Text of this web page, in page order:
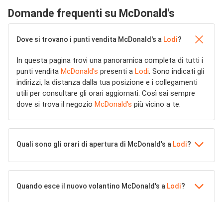
Domande frequenti su McDonald's
Dove si trovano i punti vendita McDonald's a Lodi?
In questa pagina trovi una panoramica completa di tutti i
punti vendita McDonald's presenti a Lodi. Sono indicati gli
indirizzi, la distanza dalla tua posizione e i collegamenti
utili per consultare gli orari aggiornati. Così sai sempre
dove si trova il negozio McDonald's più vicino a te.
Quali sono gli orari di apertura di McDonald's a Lodi?
Quando esce il nuovo volantino McDonald's a Lodi?